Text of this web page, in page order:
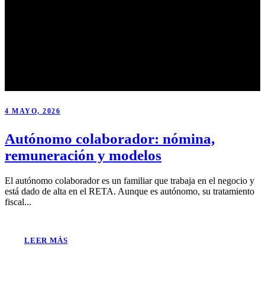
4 MAYO, 2026
Autónomo colaborador: nómina,
remuneración y modelos
El autónomo colaborador es un familiar que trabaja en el negocio y
está dado de alta en el RETA. Aunque es autónomo, su tratamiento
fiscal...
LEER MÁS